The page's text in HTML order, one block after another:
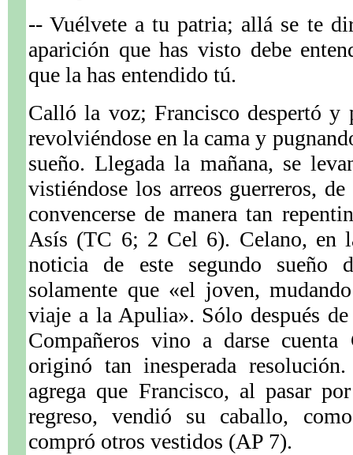
-- Vuélvete a tu patria; allá se te
aparición que has visto debe
que la has entendido tú.
Calló la voz; Francisco despertó y
revolviéndose en la cama y
sueño. Llegada la mañana, se
vistiéndose los arreos guerreros,
convencerse de manera tan
Asís (TC 6; 2 Cel 6). Celano, en
noticia de este segundo sueño
solamente que «el joven,
viaje a la Apulia». Sólo después
Compañeros vino a darse
originó tan inesperada
agrega que Francisco, al pasar
regreso, vendió su caballo,
compró otros vestidos (AP 7).